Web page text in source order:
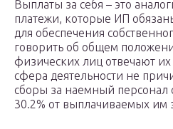
Выплаты за себя – это
платежи, которые ИП
для обеспечения
говорить об общем
физических лиц отвечают их
сфера деятельности не
сборы за наемный персонал
30.2% от выплачиваемых им